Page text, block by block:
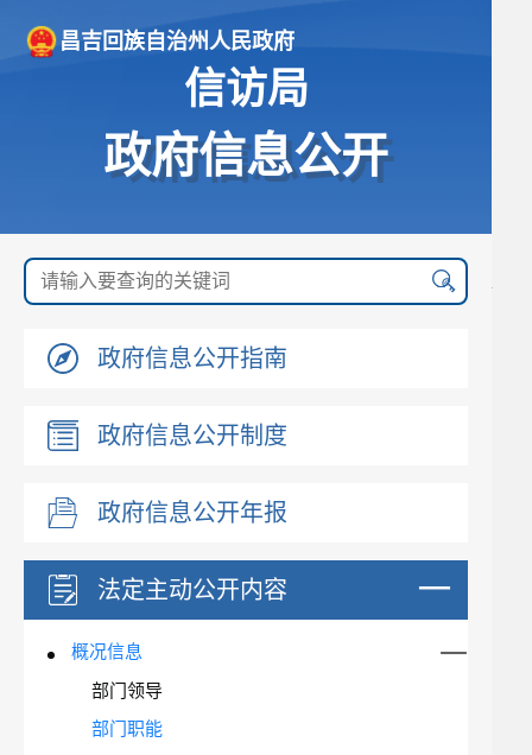
昌吉回族自治州人民政府
信访局
政府信息公开
政府信息公开指南
政府信息公开制度
政府信息公开年报
法定主动公开内容
概况信息
部门领导
部门职能